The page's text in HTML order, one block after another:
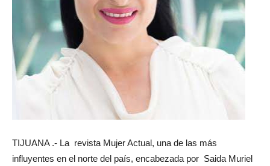
TIJUANA .- La revista Mujer Actual, una de las más
influyentes en el norte del país, encabezada por Saida Muriel